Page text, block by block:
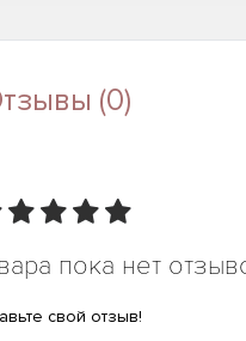
(0)
пока нет
свой отзыв!